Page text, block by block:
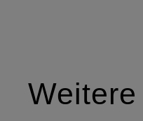
Weitere